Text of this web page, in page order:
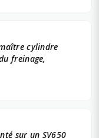
cylindre
freinage,
sur un SV650